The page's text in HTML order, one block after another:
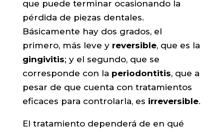
que puede terminar ocasionando la
pérdida de piezas dentales.
Básicamente hay dos grados, el
primero, más leve y reversible, que es la
gingivitis; y el segundo, que se
corresponde con la periodontitis, que a
pesar de que cuenta con tratamientos
eficaces para controlarla, es irreversible.
El tratamiento dependerá de en qué